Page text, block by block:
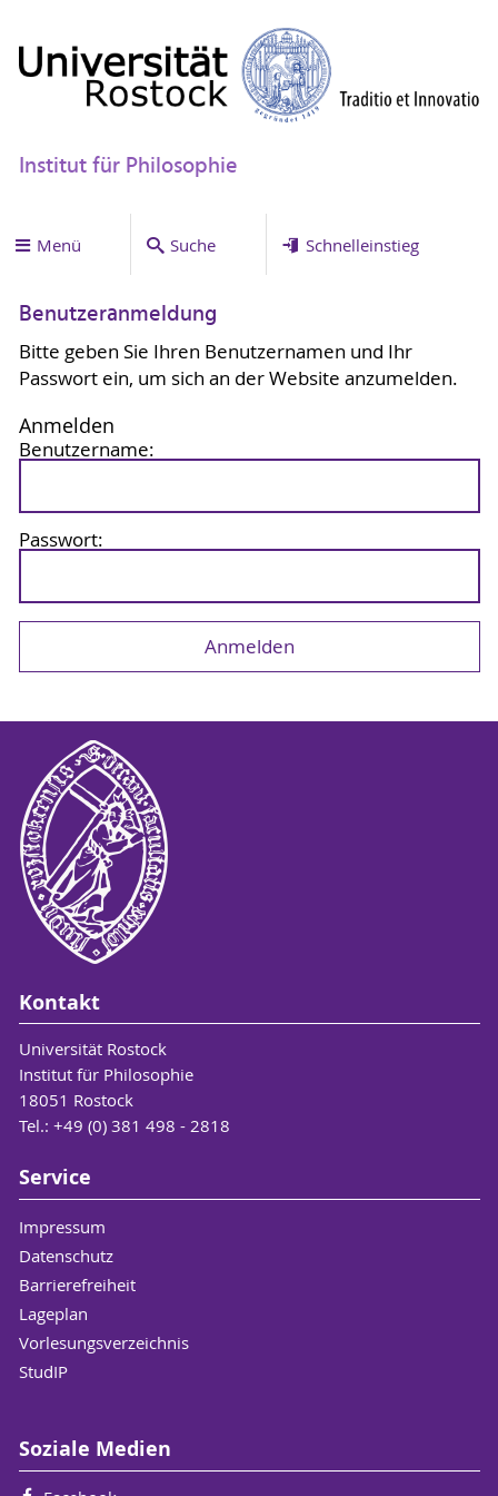
Institut für Philosophie
Menü Suche Schnelleinstieg
Benutzeranmeldung
Bitte geben Sie Ihren Benutzernamen und Ihr
Passwort ein, um sich an der Website anzumelden.
Anmelden
Benutzername:
Passwort:
Kontakt
Universität Rostock
Institut für Philosophie
18051 Rostock
Tel.: +49 (0) 381 498 - 2818
Service
Impressum
Datenschutz
Barrierefreiheit
Lageplan
Vorlesungsverzeichnis
StudIP
Soziale Medien